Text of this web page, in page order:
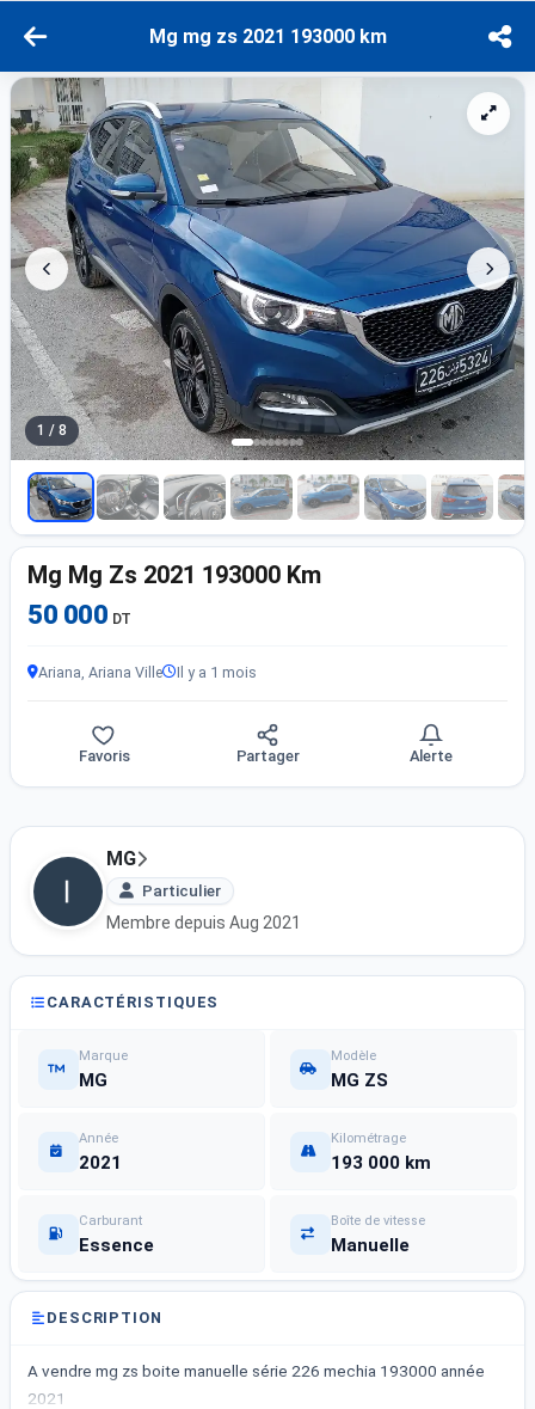
Mg mg zs 2021 193000 km
1 / 8
Mg Mg Zs 2021 193000 Km
50 000 DT
Ariana, Ariana Ville Il y a 1 mois
Favoris Partager Alerte
MG
Particulier
Membre depuis Aug 2021
CARACTÉRISTIQUES
Marque
MG
Modèle
MG ZS
Année
2021
Kilométrage
193 000 km
Carburant
Essence
Boîte de vitesse
Manuelle
DESCRIPTION
A vendre mg zs boite manuelle série 226 mechia 193000 année
2021